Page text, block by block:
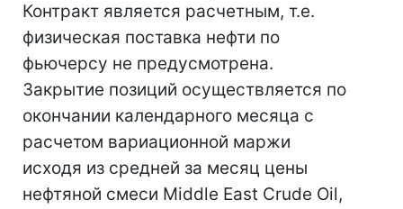
Контракт является расчетным, т.е.
физическая поставка нефти по
фьючерсу не предусмотрена.
Закрытие позиций осуществляется по
окончании календарного месяца с
расчетом вариационной маржи
исходя из средней за месяц цены
нефтяной смеси Middle East Crude Oil,